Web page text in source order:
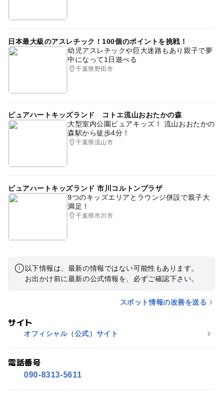
日本最大級のアスレチック！100個のポイントを挑戦！
幼児アスレチックや巨大迷路もあり親子で夢
中になって1日遊べる
千葉県野田市
ピュアハートキッズランド コトエ流山おおたかの森
大型室内公園ピュアキッズ！ 流山おおたかの
森駅から徒歩4分！
千葉県流山市
ピュアハートキッズランド 市川コルトンプラザ
9つのキッズエリアとラウンジ併設で親子大
満足！
千葉県市川市
以下情報は、最新の情報ではない可能性もあります。
お出かけ前に最新の公式情報を、必ずご確認下さい。
スポット情報の改善を送る
サイト
オフィシャル（公式）サイト
電話番号
090-8313-5611